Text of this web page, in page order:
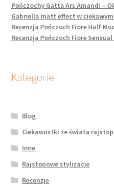
Pończochy Gatta Ars Amandi –
Gabriella matt effect w
Recenzja Pończoch Fiore Half
Recenzja Pończoch Fiore Sensual
Kategorie
Blog
Ciekawostki ze świata rajstop
Inne
Rajstopowe stylizacje
Recenzje